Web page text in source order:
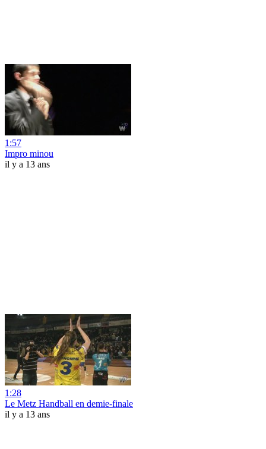
1:57
Impro minou
il y a 13 ans
1:28
Le Metz Handball en demie-finale
il y a 13 ans